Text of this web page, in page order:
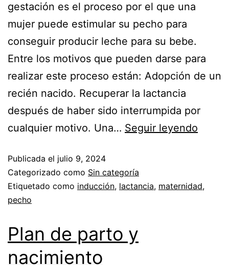
gestación es el proceso por el que una
mujer puede estimular su pecho para
conseguir producir leche para su bebe.
Entre los motivos que pueden darse para
realizar este proceso están: Adopción de un
recién nacido. Recuperar la lactancia
después de haber sido interrumpida por
cualquier motivo. Una… Seguir leyendo
Publicada el julio 9, 2024
Categorizado como Sin categoría
Etiquetado como inducción, lactancia, maternidad,
pecho
Plan de parto y
nacimiento